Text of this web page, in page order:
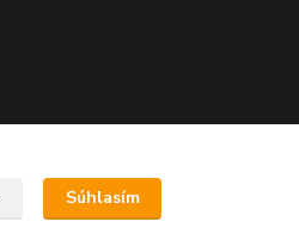
Súhlasím